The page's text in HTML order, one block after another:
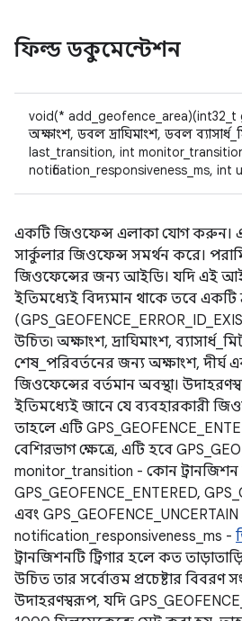
ফিল্ড ডকুমেন্টেশন
void(*
অক্ষাংশ, ডবল দ্রাঘিমাংশ, ডবল
last_transition, int
notification_responsiveness_ms, int
একটি জিওফেন্স এলাকা যোগ করুন।
সার্কুলার জিওফেন্স সমর্থন করে।
জিওফেন্সের জন্য আইডি। যদি এই
ইতিমধ্যেই বিদ্যমান থাকে তবে একটি
উচিত৷ অক্ষাংশ, দ্রাঘিমাংশ,
শেষ_পরিবর্তনের জন্য অক্ষাংশ, দীর্ঘ
জিওফেন্সের বর্তমান অবস্থা।
ইতিমধ্যেই জানে যে ব্যবহারকারী
তাহলে এটি
বেশিরভাগ ক্ষেত্রে, এটি হবে
monitor_transition - কোন ট্রানজিশন
GPS_GEOFENCE_ENTERED,
এবং
notification_responsiveness_ms -
ট্রানজিশনটি ট্রিগার হলে কত
উচিত তার সর্বোত্তম প্রচেষ্টার বিবরণ
উদাহরণস্বরূপ, যদি